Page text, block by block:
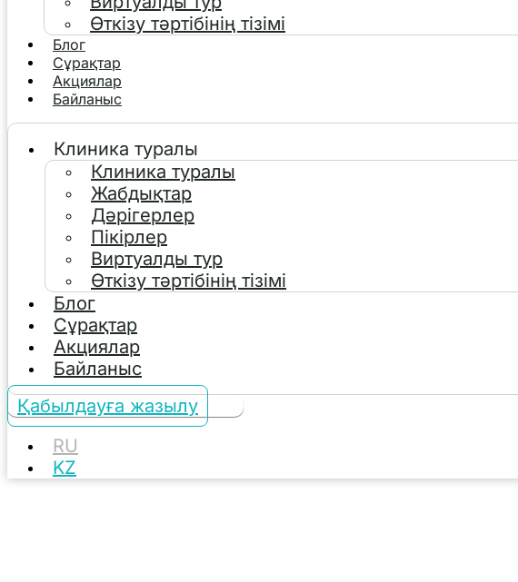
Өткізу тәртібінің тізімі
Блог
Сұрақтар
Акциялар
Байланыс
Клиника туралы
Клиника туралы
Жабдықтар
Дәрігерлер
Пікірлер
Виртуалды тур
Өткізу тәртібінің тізімі
Блог
Сұрақтар
Акциялар
Байланыс
Қабылдауға жазылу
RU
KZ